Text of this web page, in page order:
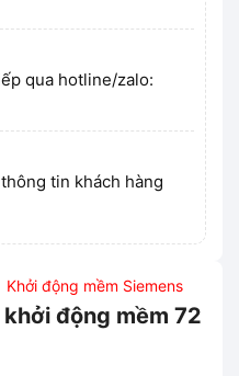
qua hotline/zalo:
tin khách hàng
Khởi động mềm Siemens
động mềm 72